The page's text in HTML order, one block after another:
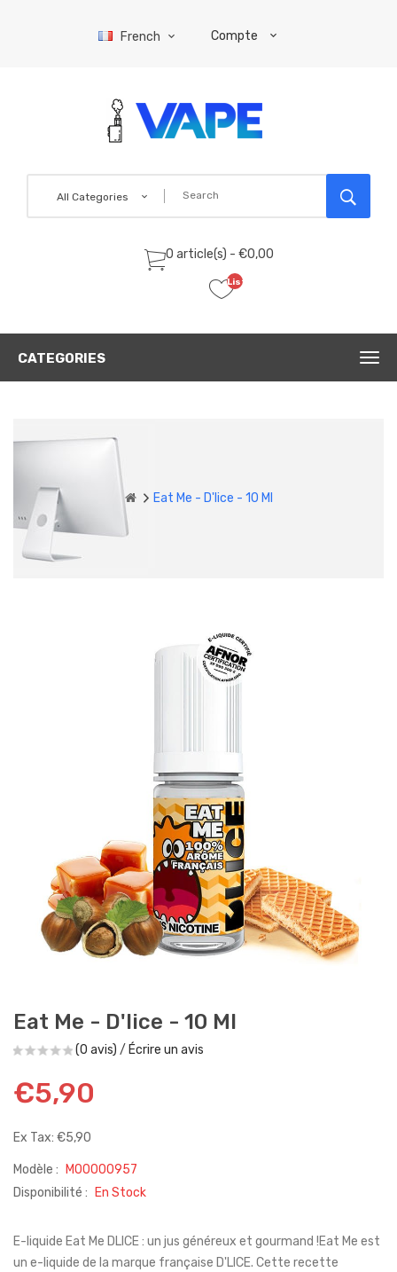
French Compte
All Categories
0 article(s) - €0,00
Liste
(0)
CATEGORIES
Eat Me - D'lice - 10 Ml
Eat Me - D'lice - 10 Ml
(0 avis) / Écrire un avis
€5,90
Ex Tax: €5,90
Modèle :
M00000957
Disponibilité :
En Stock
E-liquide Eat Me DLICE : un jus généreux et gourmand !Eat Me est
un e-liquide de la marque française D'LICE. Cette recette